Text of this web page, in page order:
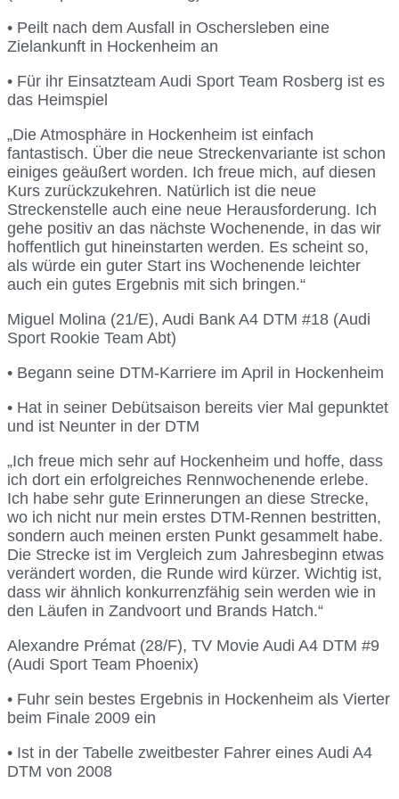
• Peilt nach dem Ausfall in Oschersleben eine
Zielankunft in Hockenheim an
• Für ihr Einsatzteam Audi Sport Team Rosberg ist es
das Heimspiel
„Die Atmosphäre in Hockenheim ist einfach
fantastisch. Über die neue Streckenvariante ist schon
einiges geäußert worden. Ich freue mich, auf diesen
Kurs zurückzukehren. Natürlich ist die neue
Streckenstelle auch eine neue Herausforderung. Ich
gehe positiv an das nächste Wochenende, in das wir
hoffentlich gut hineinstarten werden. Es scheint so,
als würde ein guter Start ins Wochenende leichter
auch ein gutes Ergebnis mit sich bringen.“
Miguel Molina (21/E), Audi Bank A4 DTM #18 (Audi
Sport Rookie Team Abt)
• Begann seine DTM-Karriere im April in Hockenheim
• Hat in seiner Debütsaison bereits vier Mal gepunktet
und ist Neunter in der DTM
„Ich freue mich sehr auf Hockenheim und hoffe, dass
ich dort ein erfolgreiches Rennwochenende erlebe.
Ich habe sehr gute Erinnerungen an diese Strecke,
wo ich nicht nur mein erstes DTM-Rennen bestritten,
sondern auch meinen ersten Punkt gesammelt habe.
Die Strecke ist im Vergleich zum Jahresbeginn etwas
verändert worden, die Runde wird kürzer. Wichtig ist,
dass wir ähnlich konkurrenzfähig sein werden wie in
den Läufen in Zandvoort und Brands Hatch.“
Alexandre Prémat (28/F), TV Movie Audi A4 DTM #9
(Audi Sport Team Phoenix)
• Fuhr sein bestes Ergebnis in Hockenheim als Vierter
beim Finale 2009 ein
• Ist in der Tabelle zweitbester Fahrer eines Audi A4
DTM von 2008